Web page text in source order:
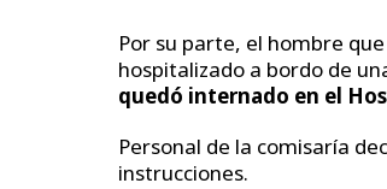
Por su parte, el hombre
hospitalizado a bordo de
quedó internado en el
Personal de la comisaría
instrucciones.